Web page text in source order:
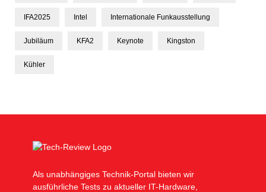
IFA2025 Intel Internationale Funkausstellung
Jubiläum KFA2 Keynote Kingston
Kühler
Als unabhängiges Technik-Portal bieten wir
ausführliche Tests zu aktueller IT-Hardware,